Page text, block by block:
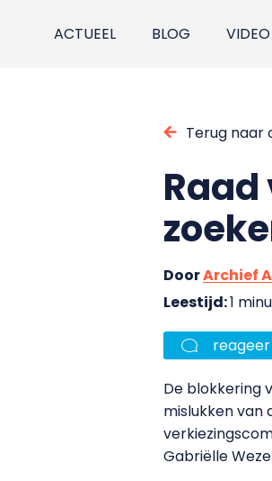
ACTUEEL BLOG VIDEO
Terug naar
DoorArchief
Leestijd:1
reageer
De blokkering
mislukken van
Gabriëlle